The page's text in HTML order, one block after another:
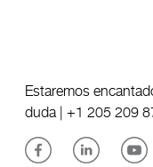
Estaremos
duda | +1 205 209